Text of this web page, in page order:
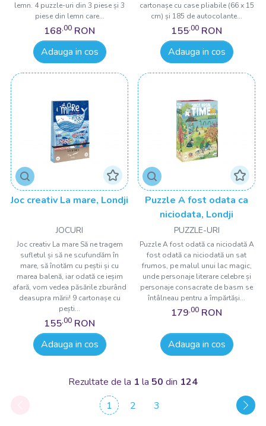
lemn. 4 puzzle-uri din 3 piese și 3
piese din lemn care...
168,00 RON
Adauga in cos
cartonașe cu case pliabile (66 x 15
cm) și 185 de autocolante...
155,00 RON
Adauga in cos
Joc creativ La mare, Londji
JOCURI
Joc creativ La mare Să ne tragem
sufletul și să ne scufundăm în
mare, să înotăm cu peștii și cu
marea balenă, iar odată ce ieșim
afară, vom vedea păsările zburând
deasupra mării! 9 cartonașe cu
pești...
155,00 RON
Adauga in cos
Puzzle A fost odata ca
niciodata, Londji
PUZZLE-URI
Puzzle A fost odată ca niciodată A
fost odată ca niciodată un sat
frumos, pe malul unui lac magic,
unde personaje literare celebre și
personaje consacrate de basm se
întâlneau pentru a împărtăși...
179,00 RON
Adauga in cos
Rezultate de la 1 la 50 din 124
1
2 3